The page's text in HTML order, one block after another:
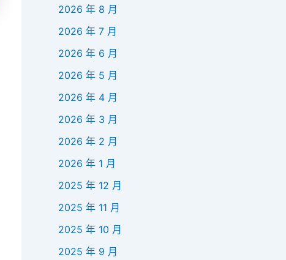
2026 年 8 月
2026 年 7 月
2026 年 6 月
2026 年 5 月
2026 年 4 月
2026 年 3 月
2026 年 2 月
2026 年 1 月
2025 年 12 月
2025 年 11 月
2025 年 10 月
2025 年 9 月